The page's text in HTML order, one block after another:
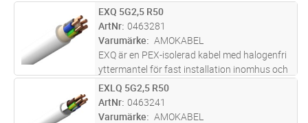
utomhus. (ej i mark eller vatten) För öppen
eller dold (i rör) förläggning. Partisoleringen
skall skyddas mot...läs mer
M Lägg i kundvagn
EXQ 5G2,5 R50
ArtNr 0463281
Varumärke
AMOKABEL
EXQ är en PEX-isolerad kabel med halogenfri
yttermantel för fast installation inomhus och
utomhus. (ej i mark eller vatten) För öppen
eller dold (i rör) förläggning. Partisoleringen
skall skyddas mot...läs mer
M Lägg i kundvagn
EXLQ 5G2,5 R50
ArtNr 0463241
Varumärke
AMOKABEL